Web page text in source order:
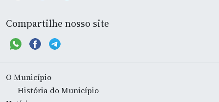
Compartilhe nosso site
O Município
História do Município